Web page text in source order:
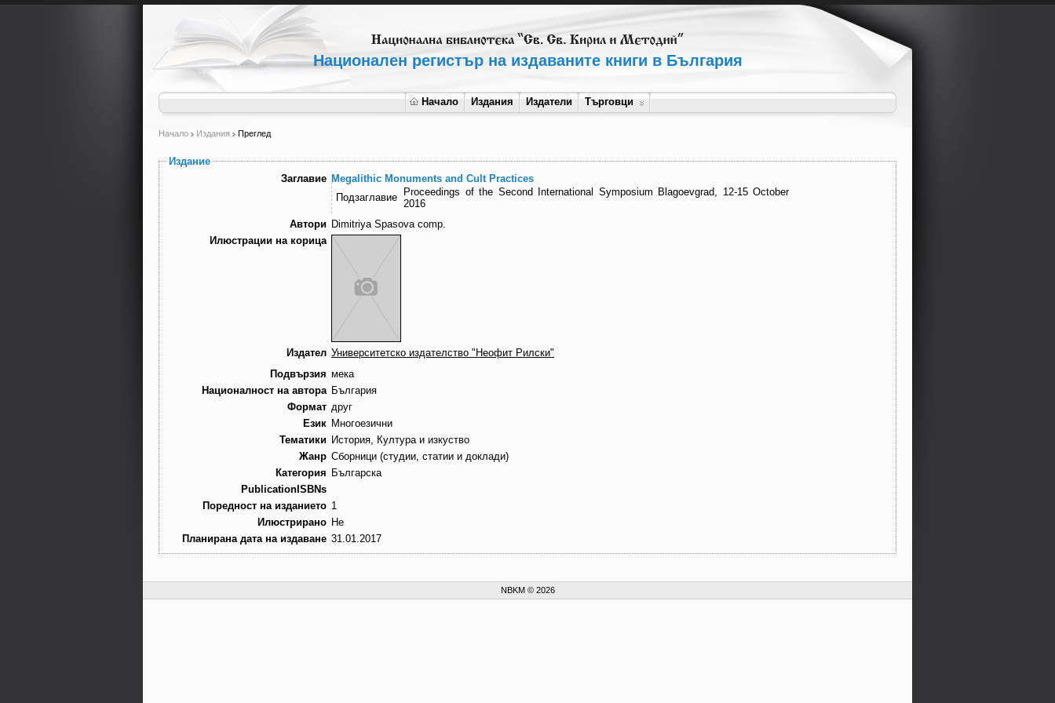
Национален регистър на издаваните книги в България
Начало Издания Издатели Търговци
Начало Издания Преглед
Издание
Заглавие Megalithic Monuments and Cult Practices
Подзаглавие
Proceedings of the Second International Symposium Blagoevgrad, 12-15 October
2016
Автори Dimitriya Spasova comp.
Илюстрации на корица
Издател Университетско издателство "Неофит Рилски"
Подвързия мека
Националност на автора България
Формат друг
Език Многоезични
Тематики История, Култура и изкуство
Жанр Сборници (студии, статии и доклади)
Категория Българска
PublicationISBNs
Поредност на изданието 1
Илюстрирано Не
Планирана дата на издаване 31.01.2017
NBKM © 2026